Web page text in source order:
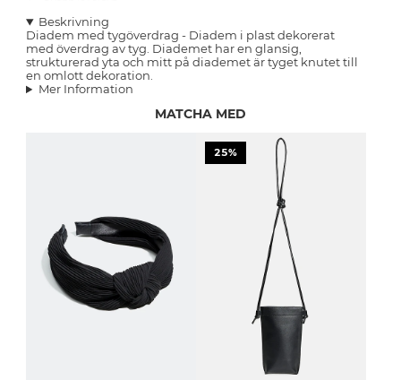
Beskrivning
Diadem med tygöverdrag - Diadem i plast dekorerat
med överdrag av tyg. Diademet har en glansig,
strukturerad yta och mitt på diademet är tyget knutet till
en omlott dekoration.
Mer Information
MATCHA MED
25%